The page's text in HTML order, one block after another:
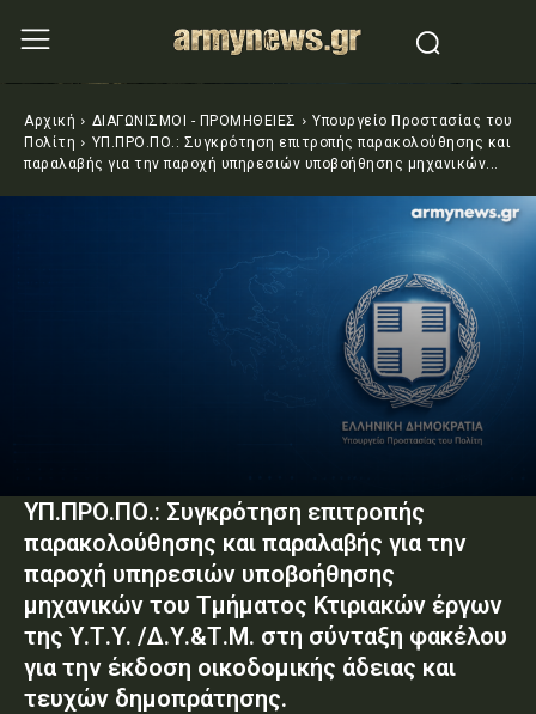
Αρχική ΔΙΑΓΩΝΙΣΜΟΙ - ΠΡΟΜΗΘΕΙΕΣ
Υπουργείο Προστασίας του
Πολίτη
ΥΠ.ΠΡΟ.ΠΟ.: Συγκρότηση επιτροπής παρακολούθησης και
παραλαβής για την παροχή υπηρεσιών υποβοήθησης μηχανικών...
ΥΠ.ΠΡΟ.ΠΟ.: Συγκρότηση επιτροπής
παρακολούθησης και παραλαβής για την
παροχή υπηρεσιών υποβοήθησης
μηχανικών του Τμήματος Κτιριακών έργων
της Υ.Τ.Υ. /Δ.Υ.&Τ.Μ. στη σύνταξη φακέλου
για την έκδοση οικοδομικής άδειας και
τευχών δημοπράτησης.